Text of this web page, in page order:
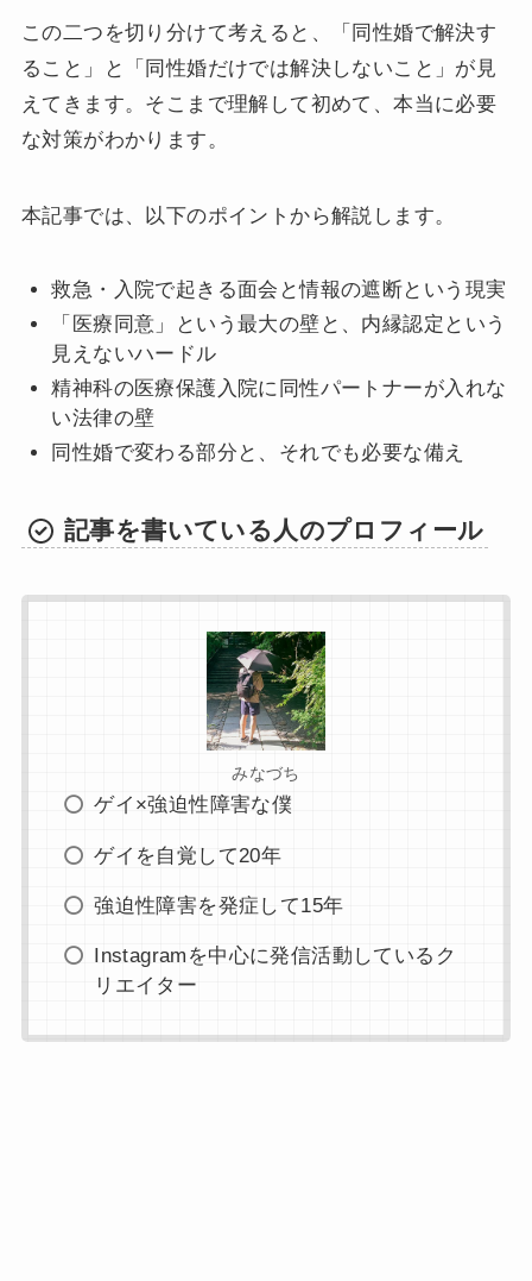
この二つを切り分けて考えると、「同性婚で解決す
ること」と「同性婚だけでは解決しないこと」が見
えてきます。そこまで理解して初めて、本当に必要
な対策がわかります。
本記事では、以下のポイントから解説します。
救急・入院で起きる面会と情報の遮断という現実
「医療同意」という最大の壁と、内縁認定という
見えないハードル
精神科の医療保護入院に同性パートナーが入れな
い法律の壁
同性婚で変わる部分と、それでも必要な備え
記事を書いている人のプロフィール
みなづち
ゲイ×強迫性障害な僕
ゲイを自覚して20年
強迫性障害を発症して15年
Instagramを中心に発信活動しているク
リエイター